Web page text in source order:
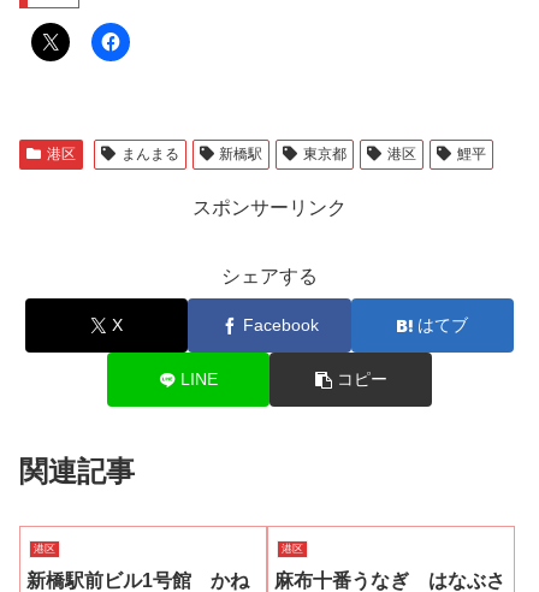
港区 まんまる 新橋駅 東京都 港区 鯉平
スポンサーリンク
シェアする
X Facebook はてブ
LINE コピー
関連記事
港区
新橋駅前ビル1号館 かね
港区
麻布十番うなぎ はなぶさ